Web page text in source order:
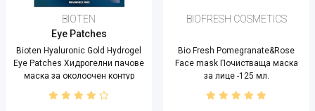
BIOTEN
Eye Patches
Bioten Hyaluronic Gold Hydrogel
Eye Patches Хидрогелни пачове
маска за околоочен контур
BIOFRESH COSMETICS
Bio Fresh Pomegranate&Rose
Face mask Почистваща маска
за лице -125 мл.